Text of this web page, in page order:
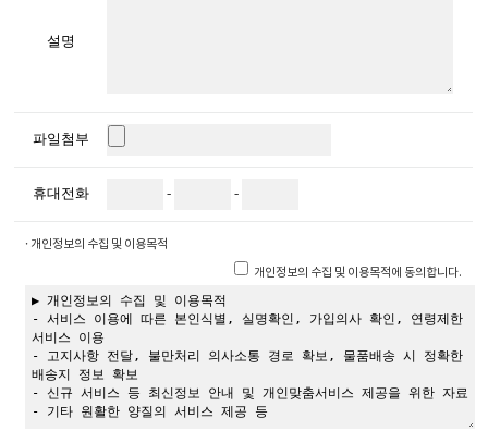
설명
파일첨부
휴대전화 - -
· 개인정보의 수집 및 이용목적
개인정보의 수집 및 이용목적에 동의합니다.